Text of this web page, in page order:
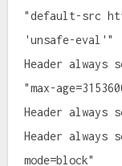
"default-src
'unsafe-eval'"
Header
"max-
Header always
Header always
mode=block"